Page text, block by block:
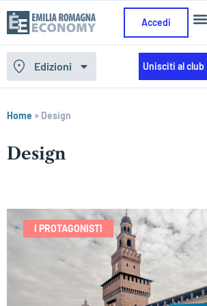
Accedi
Edizioni Unisciti al club
Home » Design
Design
I PROTAGONISTI